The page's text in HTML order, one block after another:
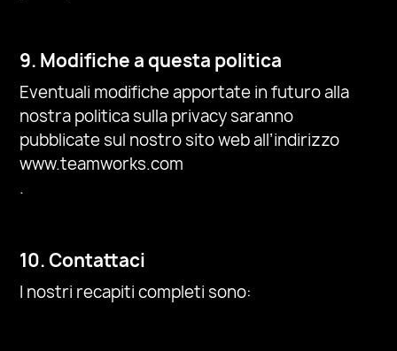
9. Modifiche a questa politica
Eventuali modifiche apportate in futuro alla
nostra politica sulla privacy saranno
pubblicate sul nostro sito web all’indirizzo
www.teamworks.com
.
10. Contattaci
I nostri recapiti completi sono: